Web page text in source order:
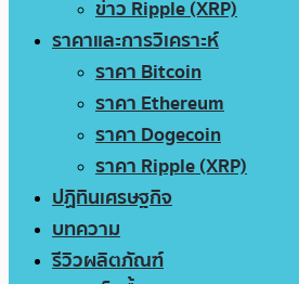
ข่าว Ripple (XRP)
ราคาและการวิเคราะห์
ราคา Bitcoin
ราคา Ethereum
ราคา Dogecoin
ราคา Ripple (XRP)
ปฏิทินเศรษฐกิจ
บทความ
รีวิวผลิตภัณฑ์